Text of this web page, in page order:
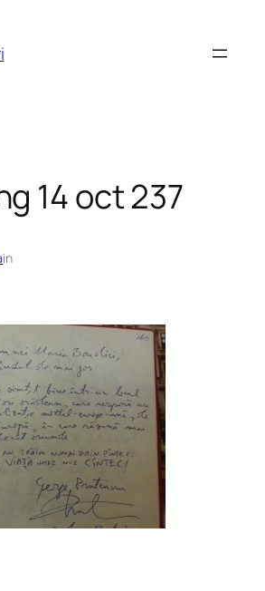
14 oct 237
in